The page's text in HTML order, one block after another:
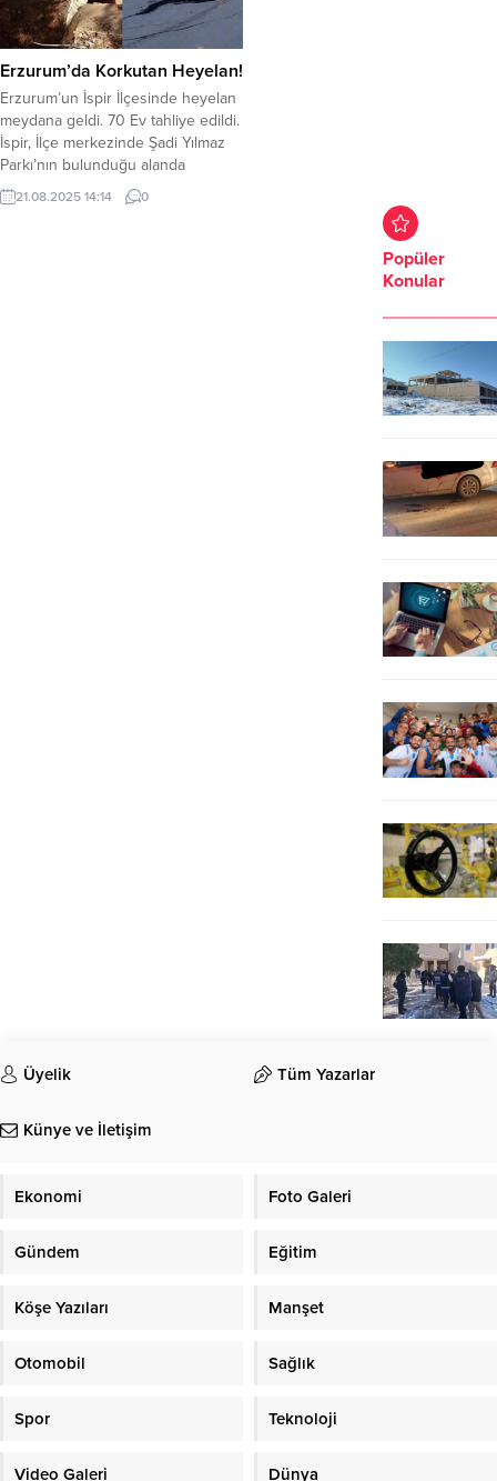
Erzurum’da Korkutan Heyelan!
Erzurum’un İspir İlçesinde heyelan
meydana geldi. 70 Ev tahliye edildi.
İspir, İlçe merkezinde Şadi Yılmaz
Parkı’nın bulunduğu alanda
meydana gelen heyelan, korku ve
paniğe neden oldu. 70 ev için
21.08.2025 14:14 0
Popüler
Konular
Üyelik Tüm Yazarlar
Künye ve İletişim
Ekonomi Foto Galeri
Gündem Eğitim
Köşe Yazıları Manşet
Otomobil Sağlık
Spor Teknoloji
Video Galeri Dünya